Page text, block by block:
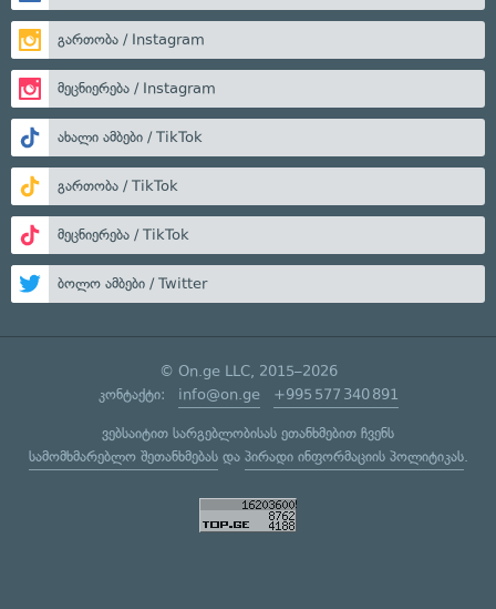
გართობა / Instagram
მეცნიერება / Instagram
ახალი ამბები / TikTok
გართობა / TikTok
მეცნიერება / TikTok
ბოლო ამბები / Twitter
© On.ge LLC, 2015–2026
კონტაქტი: info@on.ge +995 577 340 891
ვებსაიტით სარგებლობისას ეთანხმებით ჩვენს
სამომხმარებლო შეთანხმებასდა პირადი ინფორმაციის პოლიტიკას.